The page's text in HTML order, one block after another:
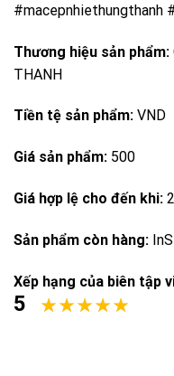
#macepnhiethungthanh
Thương hiệu sản phẩm:
THANH
Tiền tệ sản phẩm: VND
Giá sản phẩm: 500
Giá hợp lệ cho đến khi:
Sản phẩm còn hàng:
Xếp hạng của biên tập
5